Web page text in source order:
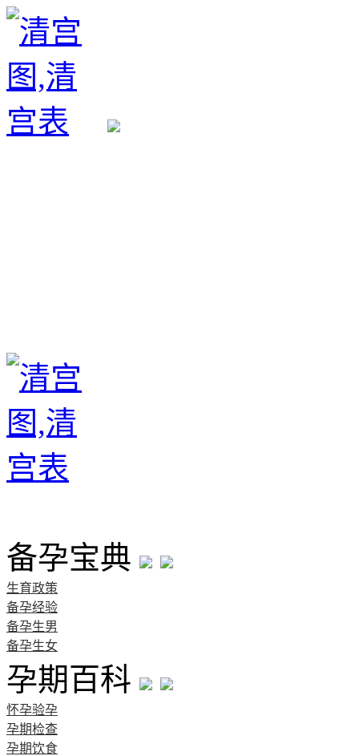
备孕宝典
生育政策
备孕经验
备孕生男
备孕生女
孕期百科
怀孕验孕
孕期检查
孕期饮食